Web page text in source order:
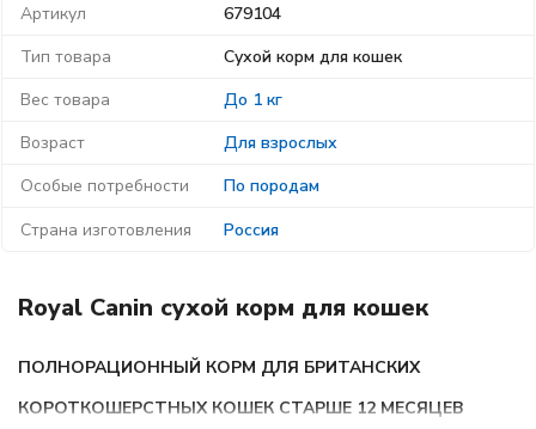
Артикул
679104
Тип товара
Сухой корм для кошек
Вес товара
До 1 кг
Возраст
Для взрослых
Особые потребности
По породам
Страна изготовления
Россия
Royal Canin сухой корм для кошек
ПОЛНОРАЦИОННЫЙ КОРМ ДЛЯ БРИТАНСКИХ
КОРОТКОШЕРСТНЫХ КОШЕК СТАРШЕ 12 МЕСЯЦЕВ